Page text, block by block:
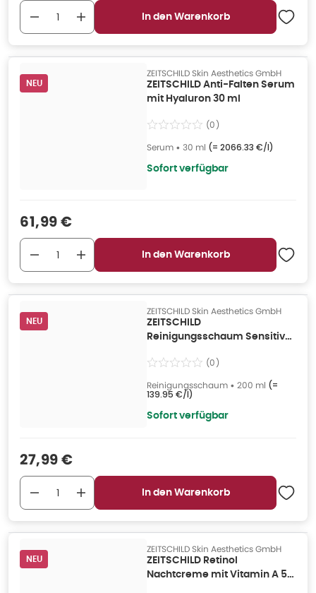
In den Warenkorb
NEU
ZEITSCHILD Skin Aesthetics GmbH
ZEITSCHILD Anti-Falten Serum
mit Hyaluron 30 ml
(0)
Serum • 30 ml (= 2066.33 €/l)
Sofort verfügbar
Verkaufspreis
61,99 €
In den Warenkorb
NEU
ZEITSCHILD Skin Aesthetics GmbH
ZEITSCHILD
Reinigungsschaum Sensitiv
(0)
Reinigungsschaum • 200 ml (=
139.95 €/l)
Sofort verfügbar
Verkaufspreis
27,99 €
In den Warenkorb
NEU
ZEITSCHILD Skin Aesthetics GmbH
ZEITSCHILD Retinol
Nachtcreme mit Vitamin A 50